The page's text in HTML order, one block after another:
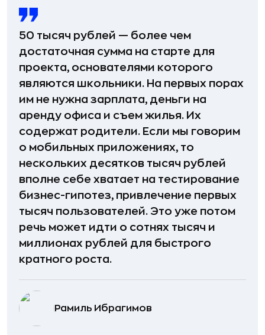
50 тысяч рублей — более чем
достаточная сумма на старте для
проекта, основателями которого
являются школьники. На первых порах
им не нужна зарплата, деньги на
аренду офиса и съем жилья. Их
содержат родители. Если мы говорим
о мобильных приложениях, то
нескольких десятков тысяч рублей
вполне себе хватает на тестирование
бизнес-гипотез, привлечение первых
тысяч пользователей. Это уже потом
речь может идти о сотнях тысяч и
миллионах рублей для быстрого
кратного роста.
Рамиль Ибрагимов